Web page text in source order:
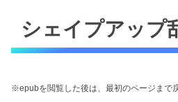
シェイプアップ
※epubを閲覧した後は、最初のページまで